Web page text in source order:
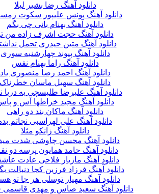
دانلود آهنگ رضا بشیر لیلا
دانلود آهنگ یونس علیپور سکوت
دانلود آهنگ بهنام بانی چی بگم
دانلود آهنگ حجت اشرف زاده من
دانلود آهنگ متین حیدری تحمل
دانلود آهنگ پیوند چهارشنبه سوری
دانلود آهنگ راما بهنام نفس
دانلود آهنگ احمد رضا منصوری یاد
دانلود آهنگ سهیل ماسان خطرناک
دانلود آهنگ علیرضا طلیسچی یه دریا
دانلود آهنگ مجید خراطها آس و
دانلود آهنگ ماکان بند دو راهی
دانلود آهنگ علی لهراسبی نجاتم
دانلود آهنگ زانکو مثلا
دانلود آهنگ محسن چاوشی شدت
دانلود آهنگ حامد همایون پرسه دو
دانلود آهنگ مازیار فلاحی عادت
دانلود آهنگ فرزاد فرزین کجا دنبالت
دانلود آهنگ مهیار توسلی هر جا تو
دانلود آهنگ سعید صاس و مهدی